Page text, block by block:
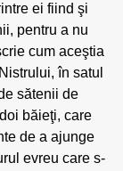
ei fiind şi
pentru a nu
cum aceştia
în satul
sătenii de
băieţi, care
de a ajunge
evreu care s-